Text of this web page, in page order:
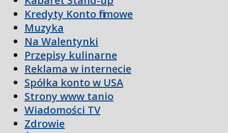
Kredyty Konto firmowe
Muzyka
Na Walentynki
Przepisy kulinarne
Reklama w internecie
Spółka konto w USA
Strony www tanio
Wiadomości TV
Zdrowie